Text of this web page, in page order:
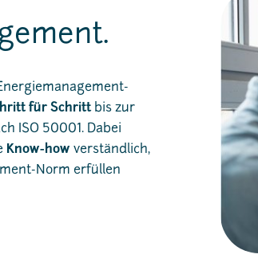
für Schrittbis zur
ISO 50001. Dabei
Know-how verständlich,
Norm erfüllen